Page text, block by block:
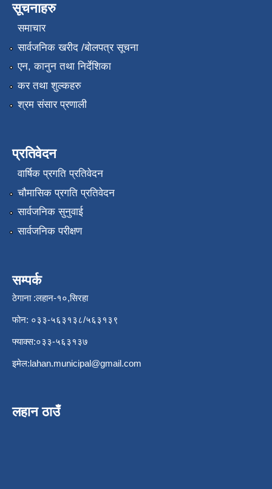
सूचनाहरु
समाचार
सार्वजनिक खरीद /बोलपत्र सूचना
एन, कानुन तथा निर्देशिका
कर तथा शुल्कहरु
श्रम संसार प्रणाली
प्रतिवेदन
वार्षिक प्रगति प्रतिवेदन
चौमासिक प्रगति प्रतिवेदन
सार्वजनिक सुनुवाई
सार्वजनिक परीक्षण
सम्पर्क
ठेगाना :लहान-१०,सिरहा
फोन: ०३३-५६३१३८/५६३१३९
फ्याक्स:०३३-५६३१३७
इमेल:lahan.municipal@gmail.com
लहान ठाउँ